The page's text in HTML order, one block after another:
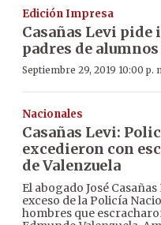
Edición Impresa
Casañas Levi pide
padres de
Septiembre 29, 2019 10:00 p.
Nacionales
Casañas Levi:
excedieron con
de Valenzuela
El abogado José
exceso de la Policía
hombres que